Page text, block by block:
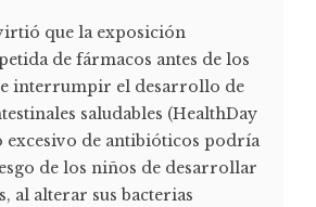
que la exposición
de fármacos antes de los
interrumpir el desarrollo de
saludables (HealthDay
excesivo de antibióticos podría
de los niños de desarrollar
al alterar sus bacterias